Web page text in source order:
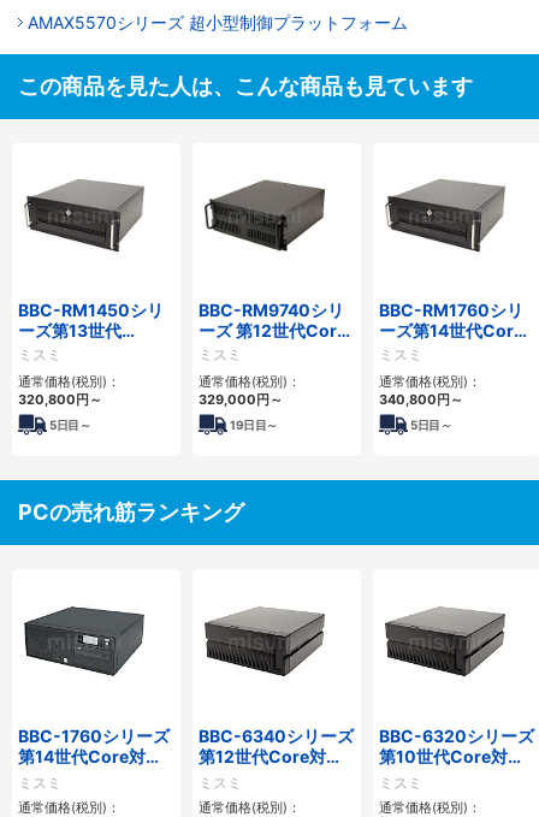
AMAX5570シリーズ 超小型制御プラットフォーム
この商品を見た人は、こんな商品も見ています
BBC-RM1450シリ
ーズ第13世代
Core・12世代
Celeron対応ラック
マウント4PCIe
ミスミ
通常価格(税別)：
320,800円～
5日目～
BBC-RM9740シリ
ーズ 第12世代Core
対応ラックマウント
FAPC4PCI・3PCIe
ミスミ
通常価格(税別)：
329,000円～
19日目～
BBC-RM1760シリ
ーズ第14世代Core
対応ラックマウント
3PCIe
ミスミ
通常価格(税別)：
340,800円～
5日目～
PCの売れ筋ランキング
BBC-1760シリーズ
第14世代Core対応
小型フロアマウント
3PCIe
ミスミ
通常価格(税別)：
BBC-6340シリーズ
第12世代Core対応
小型フロアマウント
PC2PCI/2PCIe
ミスミ
通常価格(税別)：
BBC-6320シリーズ
第10世代Core対応
小型フロアマウント
FAPC 2PCI・2PCIe
ミスミ
通常価格(税別)：